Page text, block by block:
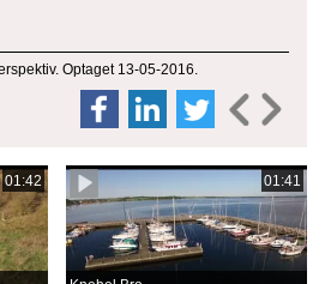
Optaget 13-05-2016.
01:42 01:41